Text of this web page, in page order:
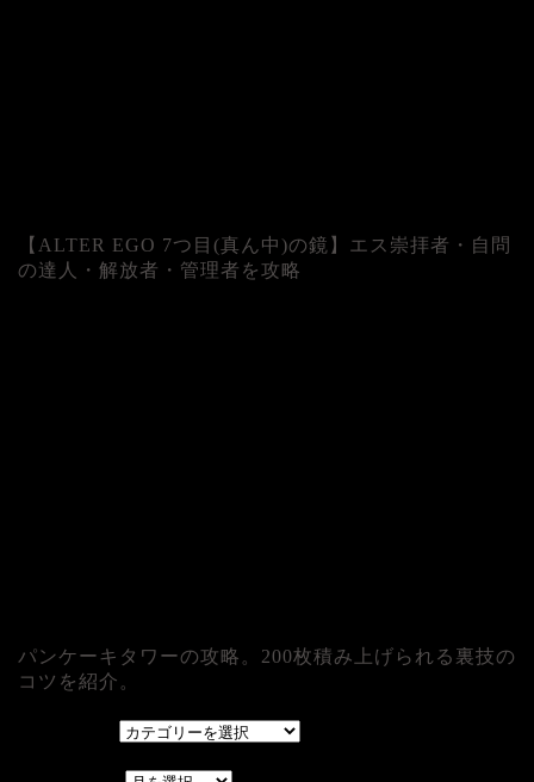
【ALTER EGO 7つ目(真ん中)の鏡】エス崇拝者・自問
の達人・解放者・管理者を攻略
パンケーキタワーの攻略。200枚積み上げられる裏技の
コツを紹介。